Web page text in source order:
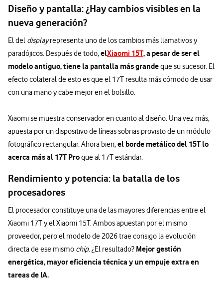
Diseño y pantalla: ¿Hay cambios visibles en la
nueva generación?
El del displayrepresenta uno de los cambios más llamativos y
paradójicos. Después de todo,elXiaomi 15T, a pesar de ser el
modelo antiguo, tiene la pantalla más grandeque su sucesor. El
efecto colateral de esto es que el 17T resulta más cómodo de usar
con una mano y cabe mejor en el bolsillo.
Xiaomi se muestra conservador en cuanto al diseño. Una vez más,
apuesta por un dispositivo de líneas sobrias provisto de un módulo
fotográfico rectangular. Ahora bien,el borde metálico del 15T lo
acerca más al 17T Proque al 17T estándar.
Rendimiento y potencia: la batalla de los
procesadores
El procesador constituye una de las mayores diferencias entre el
Xiaomi 17T y el Xiaomi 15T. Ambos apuestan por el mismo
proveedor, pero el modelo de 2026 trae consigo la evolución
directa de ese mismo chip. ¿El resultado? Mejor gestión
energética, mayor eficiencia técnica y un empuje extra en
tareas de IA.